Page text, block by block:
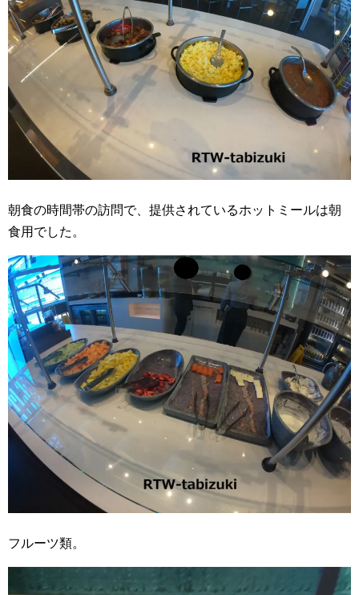
朝食の時間帯の訪問で、提供されているホットミールは朝
食用でした。
フルーツ類。